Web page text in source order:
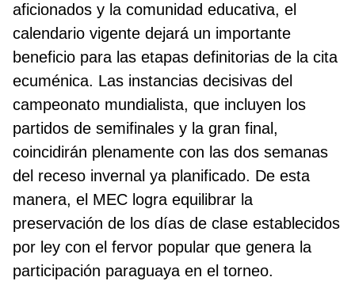
aficionados y la comunidad educativa, el
calendario vigente dejará un importante
beneficio para las etapas definitorias de la cita
ecuménica. Las instancias decisivas del
campeonato mundialista, que incluyen los
partidos de semifinales y la gran final,
coincidirán plenamente con las dos semanas
del receso invernal ya planificado. De esta
manera, el MEC logra equilibrar la
preservación de los días de clase establecidos
por ley con el fervor popular que genera la
participación paraguaya en el torneo.